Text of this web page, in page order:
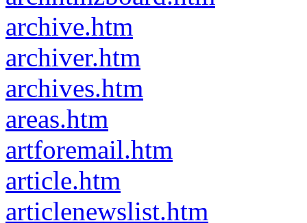
archive.htm
archiver.htm
archives.htm
areas.htm
artforemail.htm
article.htm
articlenewslist.htm